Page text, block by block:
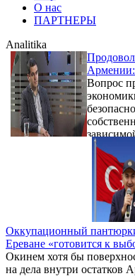
О нас
ПАРТНЕРЫ
Analitika
Армении:
Вопрос
ли на
Оккупационный
Ереване «готовится к
Окинем хотя бы
на дела внутри остатков